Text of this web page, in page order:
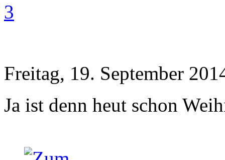
3
Freitag, 19. September
Ja ist denn heut schon